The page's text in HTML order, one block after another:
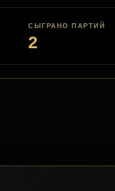
СЫГРАНО ПАРТИЙ
2